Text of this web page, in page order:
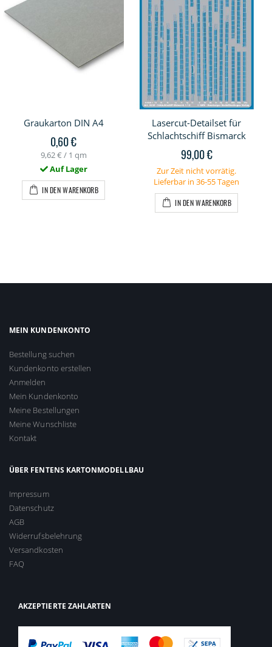
Graukarton DIN A4
0,60 €
9,62 € / 1 qm
Auf Lager
IN DEN WARENKORB
Lasercut-Detailset für
Schlachtschiff Bismarck
99,00 €
Zur Zeit nicht vorrätig.
Lieferbar in 36-55 Tagen
IN DEN WARENKORB
MEIN KUNDENKONTO
Bestellung suchen
Kundenkonto erstellen
Anmelden
Mein Kundenkonto
Meine Bestellungen
Meine Wunschliste
Kontakt
ÜBER FENTENS KARTONMODELLBAU
Impressum
Datenschutz
AGB
Widerrufsbelehrung
Versandkosten
FAQ
AKZEPTIERTE ZAHLARTEN